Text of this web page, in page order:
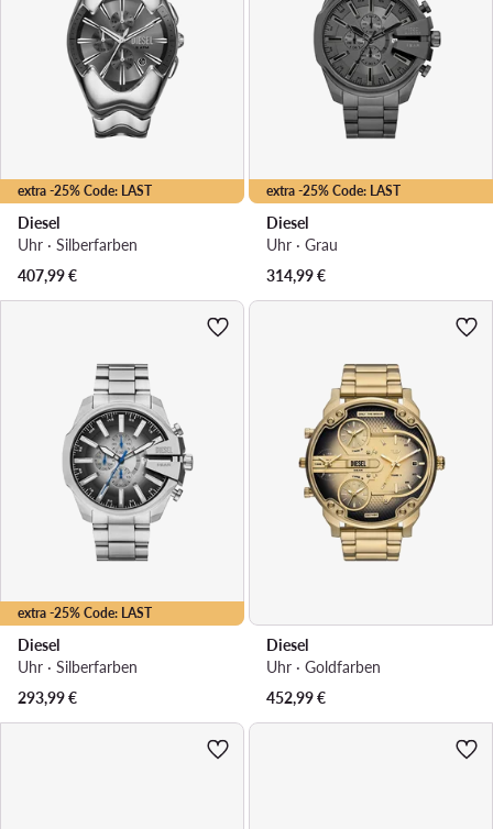
extra -25% Code: LAST
Diesel
Uhr · Silberfarben
407,99€
extra -25% Code: LAST
Diesel
Uhr · Grau
314,99€
extra -25% Code: LAST
Diesel
Uhr · Silberfarben
293,99€
Diesel
Uhr · Goldfarben
452,99€